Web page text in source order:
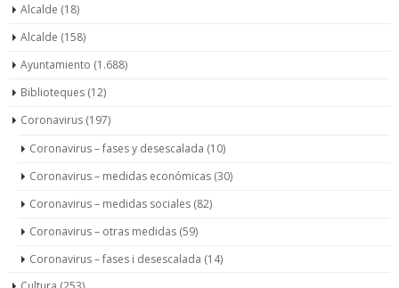
Alcalde (18)
Alcalde (158)
Ayuntamiento (1.688)
Biblioteques (12)
Coronavirus (197)
Coronavirus – fases y desescalada (10)
Coronavirus – medidas económicas (30)
Coronavirus – medidas sociales (82)
Coronavirus – otras medidas (59)
Coronavirus – fases i desescalada (14)